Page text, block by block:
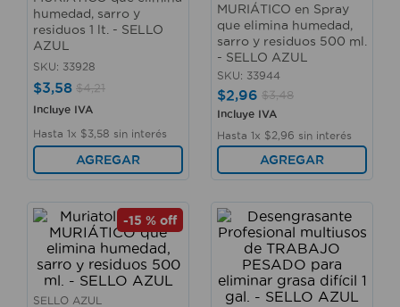
humedad, sarro y
residuos 1 lt. - SELLO
AZUL
SKU: 33928
$3,58 $4,21
Incluye IVA
Hasta 1x $3 58 sin interés
AGREGAR
MURIÁTICO en Spray
que elimina humedad,
sarro y residuos 500 ml.
- SELLO AZUL
SKU: 33944
$2,96 $3,48
Incluye IVA
Hasta 1x $2 96 sin interés
AGREGAR
-15 % off
SELLO AZUL